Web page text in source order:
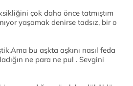
çok daha önce tatmıştım
yaşamak denirse tadsız, bir o
bu aşkta aşkını nasıl feda
ne para ne pul . Sevgini